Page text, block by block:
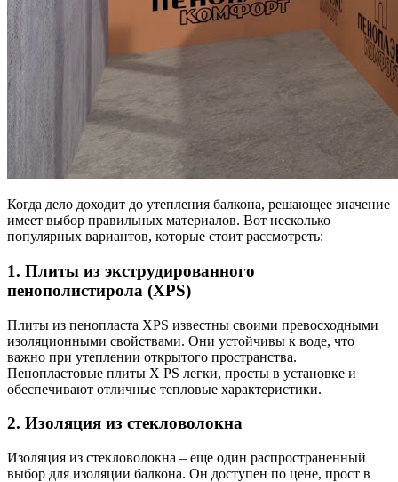
Когда дело доходит до утепления балкона, решающее значение
имеет выбор правильных материалов. Вот несколько
популярных вариантов, которые стоит рассмотреть:
1. Плиты из экструдированного
пенополистирола (XPS)
Плиты из пенопласта XPS известны своими превосходными
изоляционными свойствами. Они устойчивы к воде, что
важно при утеплении открытого пространства.
Пенопластовые плиты X PS легки, просты в установке и
обеспечивают отличные тепловые характеристики.
2. Изоляция из стекловолокна
Изоляция из стекловолокна – еще один распространенный
выбор для изоляции балкона. Он доступен по цене, прост в